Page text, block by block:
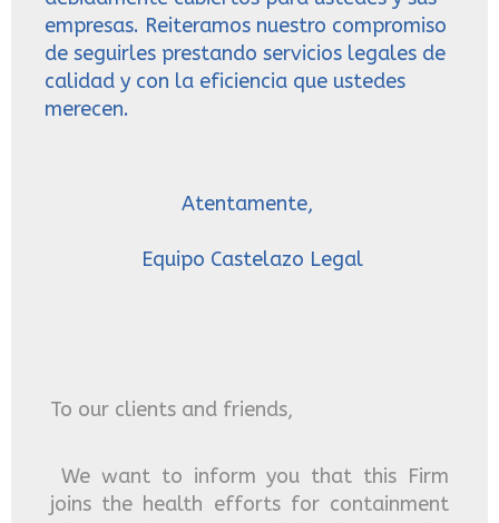
empresas. Reiteramos nuestro compromiso
de seguirles prestando servicios legales de
calidad y con la eficiencia que ustedes
merecen.
Atentamente,
Equipo Castelazo Legal
To our clients and friends,
We want to inform you that this Firm
joins the health efforts for containment